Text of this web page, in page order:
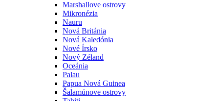
Marshallove ostrovy
Mikronézia
Nauru
Nová Británia
Nová Kaledónia
Nové Írsko
Nový Zéland
Oceánia
Palau
Papua Nová Guinea
Šalamúnove ostrovy